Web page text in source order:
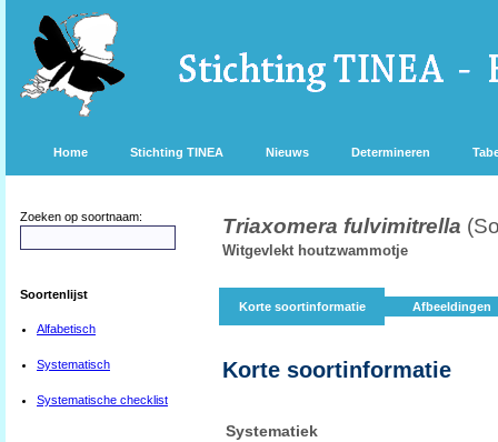
Home Stichting TINEA Nieuws Determineren
Zoeken op soortnaam:
Soortenlijst
Alfabetisch
Systematisch
Systematische checklist
Triaxomera fulvimitrella
Witgevlekt houtzwammotje
Korte soortinformatie Afbeeldingen
Korte soortinformatie
Systematiek